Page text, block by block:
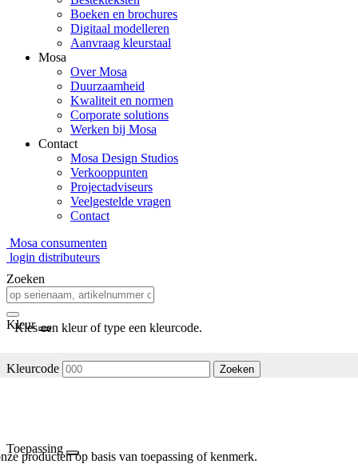
Boeken en brochures
Digitaal modelleren
Aanvraag kleurstaal
Mosa
Over Mosa
Duurzaamheid
Kwaliteit en normen
Corporate solutions
Werken bij Mosa
Contact
Mosa Design Studios
Verkooppunten
Projectadviseurs
Veelgestelde vragen
Contact
Mosa consumenten
login distributeurs
Zoeken
Kleur
Kies een kleur of type een kleurcode.
Kleurcode Zoeken
Toepassing
producten op basis van toepassing of kenmerk.